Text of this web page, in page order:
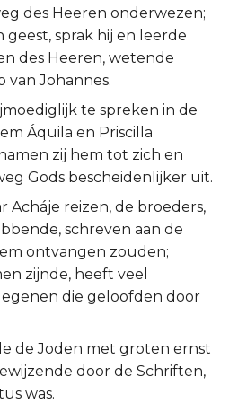
des Heeren onderwezen;
geest, sprak hij en leerde
des Heeren, wetende
van Johannes.
te spreken in de
Áquila en Priscilla
zij hem tot zich en
Gods bescheidenlijker uit.
Acháje reizen, de broeders,
schreven aan de
ontvangen zouden;
zijnde, heeft veel
die geloofden door
de Joden met groten ernst
door de Schriften,
was.